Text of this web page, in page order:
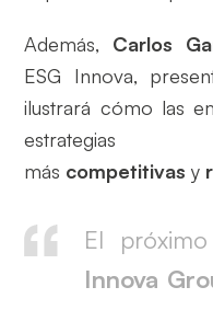
Además, Carlos
ESG Innova,
ilustrará cómo las
más competitivas y
El
Innova